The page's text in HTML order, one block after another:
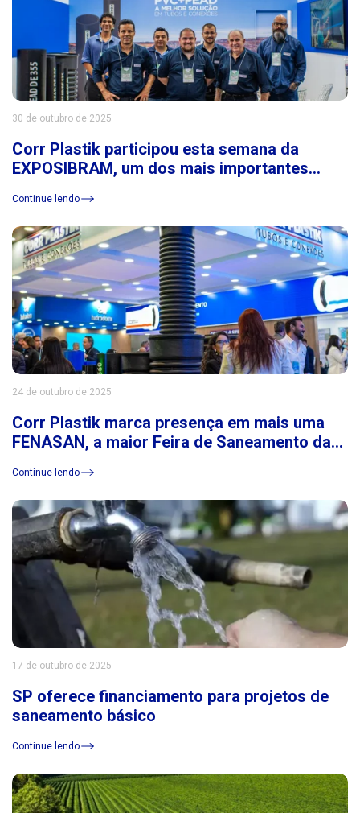
30 de outubro de 2025
Corr Plastik participou esta semana da
EXPOSIBRAM, um dos mais importantes
Latina
Continue lendo
24 de outubro de 2025
Corr Plastik marca presença em mais uma
FENASAN, a maior Feira de Saneamento da
Continue lendo
17 de outubro de 2025
SP oferece financiamento para projetos de
saneamento básico
Continue lendo